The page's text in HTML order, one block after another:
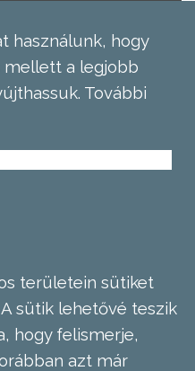
használunk, hogy
mellett a legjobb
További
területein sütiket
A sütik lehetővé teszik
hogy felismerje,
azt már